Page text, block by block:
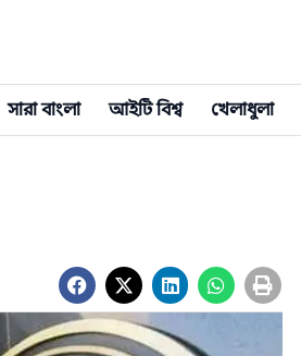
সারা বাংলা আইটি বিশ্ব খেলাধুলা